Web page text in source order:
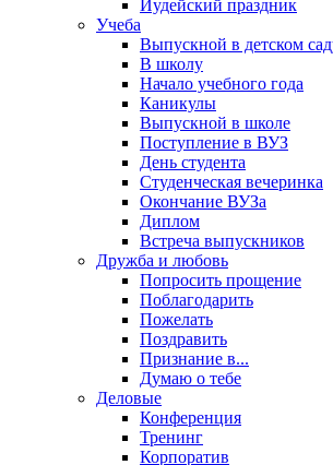
Иудейский праздник
Учеба
Выпускной в детском
В школу
Начало учебного года
Каникулы
Выпускной в школе
Поступление в ВУЗ
День студента
Студенческая вечеринка
Окончание ВУЗа
Диплом
Встреча выпускников
Дружба и любовь
Попросить прощение
Поблагодарить
Пожелать
Поздравить
Признание в...
Думаю о тебе
Деловые
Конференция
Тренинг
Корпоратив